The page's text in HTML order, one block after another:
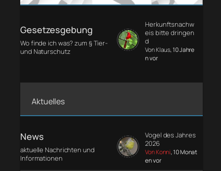
Gesetzesgebung
Wo finde ich was? zum § Tier-
und Naturschutz
Herkunftsnachw
eis bitte dringen
d
Von Klaus, 10 Jahre
n vor
Aktuelles
News
aktuelle Nachrichten und
Informationen
Vogel des Jahres
2026
Von Konni, 10 Monat
en vor